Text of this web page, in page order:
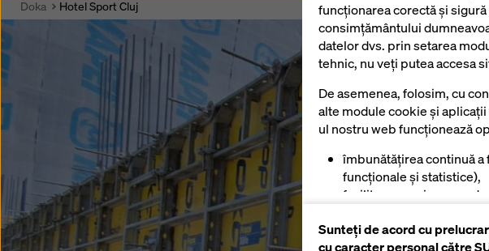
Doka Hotel Sport Cluj
funcționarea corectă și
consimțământului
datelor dvs. prin setarea
tehnic, nu veți putea accesa
De asemenea, folosim, cu
alte module cookie și
ul nostru web funcționează
îmbunătățirea continuă
funcționale și statistice),
facilitarea unui proces
pentru a afișa reclame
Sunteți de acord cu
cu caracter personal către